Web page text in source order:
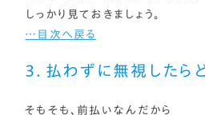
しっかり見ておきましょう。
…目次へ戻る
３．払わずに無視したら
そもそも、前払いなんだから